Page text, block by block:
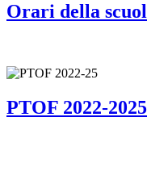
Orari della
PTOF 2022-2025